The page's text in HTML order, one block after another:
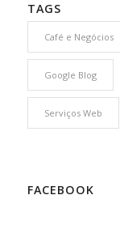
TAGS
Café e Negócios
Google Blog
Serviços Web
FACEBOOK